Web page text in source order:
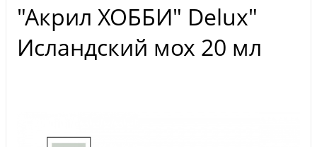
"Акрил ХОББИ" Delux"
Исландский мох 20 мл